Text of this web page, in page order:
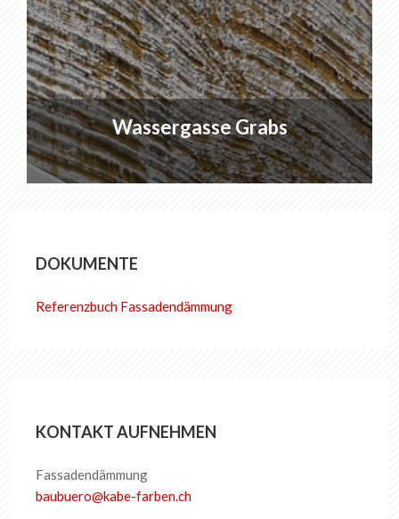
Wassergasse Grabs
DOKUMENTE
Referenzbuch Fassadendämmung
KONTAKT AUFNEHMEN
Fassadendämmung
baubuero@kabe-farben.ch